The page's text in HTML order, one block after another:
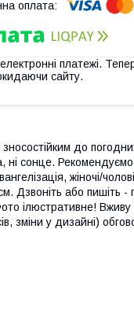
платежі.
сайту.
зносостійким до
ні сонце.
жіночі/
Дзвоніть або пишіть -
ілюстративне! Вживу
зміни у дизайні)